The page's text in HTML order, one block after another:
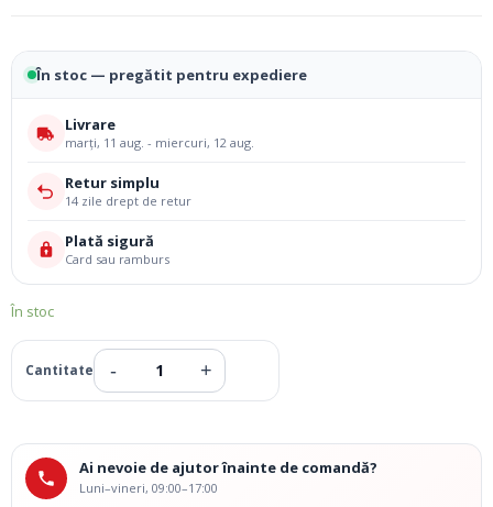
În stoc — pregătit pentru expediere
Livrare
marți, 11 aug. - miercuri, 12 aug.
Retur simplu
14 zile drept de retur
Plată sigură
Card sau ramburs
În stoc
Ai nevoie de ajutor înainte de comandă?
Luni–vineri, 09:00–17:00